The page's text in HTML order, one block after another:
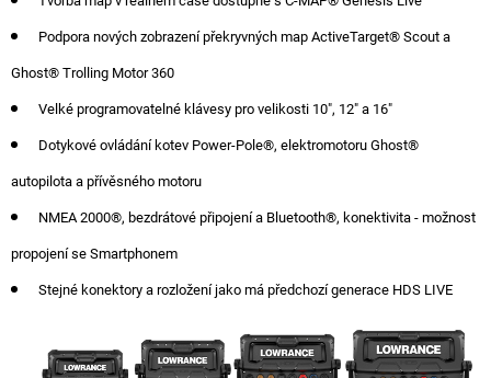
Podpora nových zobrazení překryvných map ActiveTarget® Scout a
Ghost® Trolling Motor 360
Velké programovatelné klávesy pro velikosti 10", 12" a 16"
Dotykové ovládání kotev Power-Pole®, elektromotoru Ghost®
autopilota a přívěsného motoru
NMEA 2000®, bezdrátové připojení a Bluetooth®, konektivita - možnost
propojení se Smartphonem
Stejné konektory a rozložení jako má předchozí generace HDS LIVE